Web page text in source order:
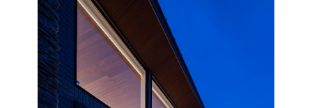
徳島
高知
長崎
沖縄